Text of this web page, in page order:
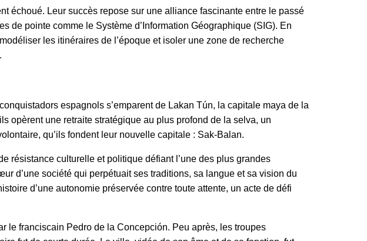
échoué. Leur succès repose sur une alliance fascinante entre le passé
de pointe comme le Système d’Information Géographique (SIG). En
les itinéraires de l’époque et isoler une zone de recherche
espagnols s’emparent de Lakan Tún, la capitale maya de la
opèrent une retraite stratégique au plus profond de la selva, un
qu’ils fondent leur nouvelle capitale : Sak-Balan.
résistance culturelle et politique défiant l’une des plus grandes
d’une société qui perpétuait ses traditions, sa langue et sa vision du
d’une autonomie préservée contre toute attente, un acte de défi
le franciscain Pedro de la Concepción. Peu après, les troupes